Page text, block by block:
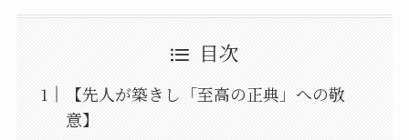
目次
【先人が築きし「至高の正典」への敬
意】